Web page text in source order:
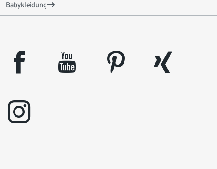
Babykleidung
facebook youtube pinterest
xing
instagram